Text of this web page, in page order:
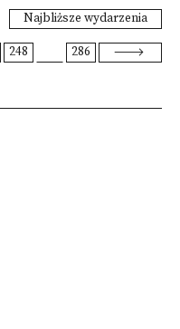
Najbliższe wydarzenia
248 286